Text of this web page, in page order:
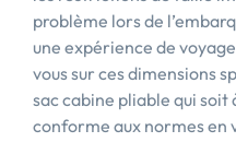
problème lors de
une expérience de
vous sur ces dimensions
sac cabine pliable qui soit
conforme aux normes en